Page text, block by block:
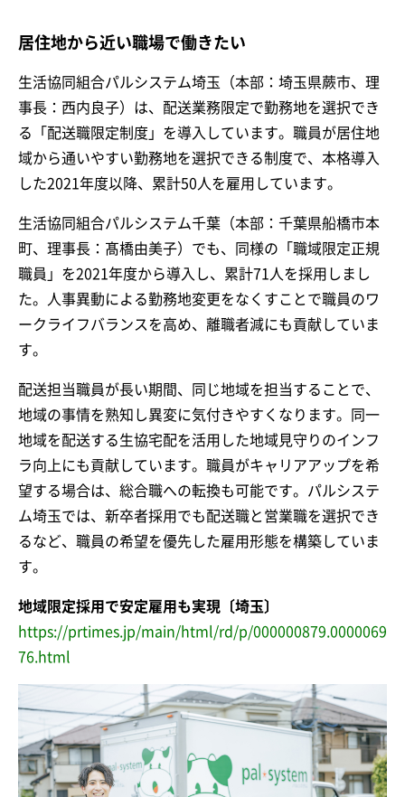
居住地から近い職場で働きたい
生活協同組合パルシステム埼玉（本部：埼玉県蕨市、理
事長：西内良子）は、配送業務限定で勤務地を選択でき
る「配送職限定制度」を導入しています。職員が居住地
域から通いやすい勤務地を選択できる制度で、本格導入
した2021年度以降、累計50人を雇用しています。
生活協同組合パルシステム千葉（本部：千葉県船橋市本
町、理事長：髙橋由美子）でも、同様の「職域限定正規
職員」を2021年度から導入し、累計71人を採用しまし
た。人事異動による勤務地変更をなくすことで職員のワ
ークライフバランスを高め、離職者減にも貢献していま
す。
配送担当職員が長い期間、同じ地域を担当することで、
地域の事情を熟知し異変に気付きやすくなります。同一
地域を配送する生協宅配を活用した地域見守りのインフ
ラ向上にも貢献しています。職員がキャリアアップを希
望する場合は、総合職への転換も可能です。パルシステ
ム埼玉では、新卒者採用でも配送職と営業職を選択でき
るなど、職員の希望を優先した雇用形態を構築していま
す。
地域限定採用で安定雇用も実現〔埼玉〕
https://prtimes.jp/main/html/rd/p/000000879.0000069
76.html